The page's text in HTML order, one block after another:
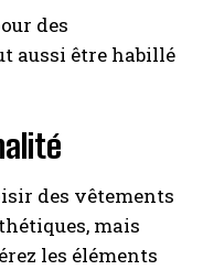
des
aussi être habillé
des vêtements
mais
les éléments